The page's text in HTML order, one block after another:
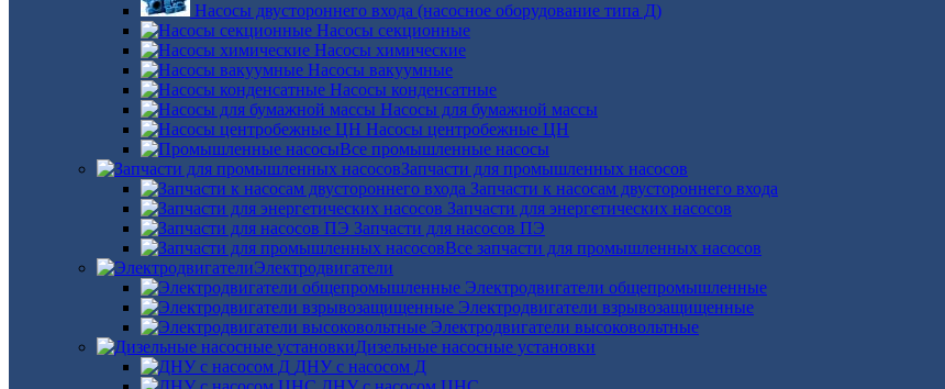
Насосы двустороннего входа (насосное оборудование типа Д)
Насосы секционные
Насосы химические
Насосы вакуумные
Насосы конденсатные
Насосы для бумажной массы
Насосы центробежные ЦН
Все промышленные насосы
Запчасти для промышленных насосов
Запчасти к насосам двустороннего входа
Запчасти для энергетических насосов
Запчасти для насосов ПЭ
Все запчасти для промышленных насосов
Электродвигатели
Электродвигатели общепромышленные
Электродвигатели взрывозащищенные
Электродвигатели высоковольтные
Дизельные насосные установки
ДНУ с насосом Д